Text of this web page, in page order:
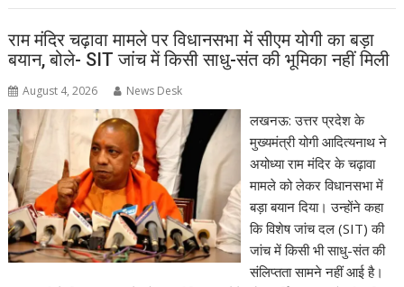
राम मंदिर चढ़ावा मामले पर विधानसभा में सीएम योगी का बड़ा
बयान, बोले- SIT जांच में किसी साधु-संत की भूमिका नहीं मिली
August 4, 2026 News Desk
लखनऊ: उत्तर प्रदेश के
मुख्यमंत्री योगी आदित्यनाथ ने
अयोध्या राम मंदिर के चढ़ावा
मामले को लेकर विधानसभा में
बड़ा बयान दिया। उन्होंने कहा
कि विशेष जांच दल (SIT) की
जांच में किसी भी साधु-संत की
संलिप्तता सामने नहीं आई है।